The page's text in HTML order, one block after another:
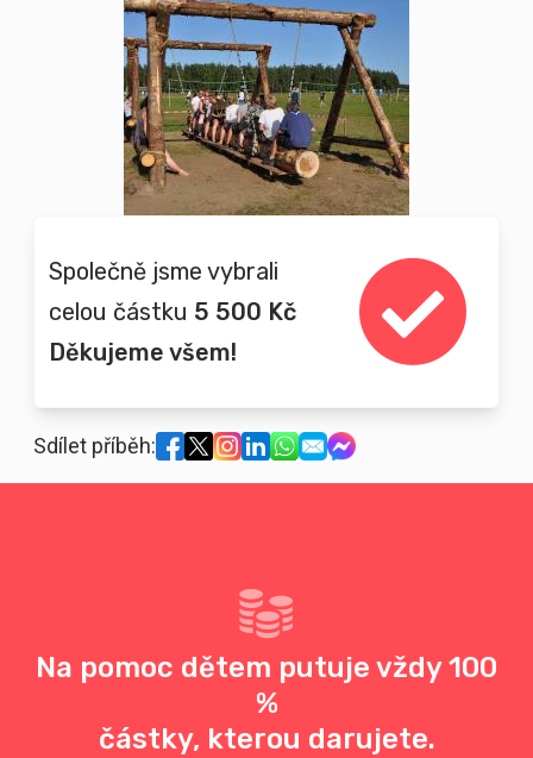
Společně jsme vybrali
celou částku 5 500 Kč
Děkujeme všem!
Sdílet příběh:
Na pomoc dětem putuje vždy 100
%
částky, kterou darujete.